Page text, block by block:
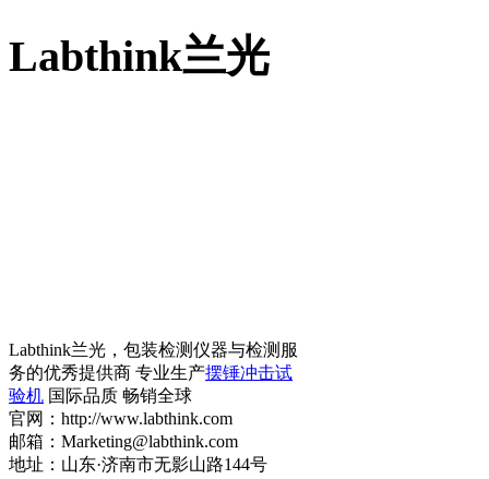
Labthink兰光
Labthink兰光，包装检测仪器与检测服
务的优秀提供商 专业生产摆锤冲击试
验机 国际品质 畅销全球
官网：http://www.labthink.com
邮箱：Marketing@labthink.com
地址：山东·济南市无影山路144号